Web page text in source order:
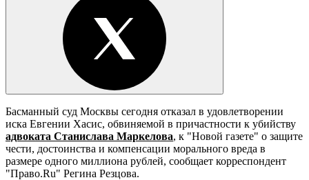
Басманный суд Москвы сегодня отказал в удовлетворении
иска Евгении Хасис, обвиняемой в причастности к убийству
адвоката Станислава Маркелова, к "Новой газете" о защите
чести, достоинства и компенсации морального вреда в
размере одного миллиона рублей, сообщает корреспондент
"Право.Ru" Регина Резцова.